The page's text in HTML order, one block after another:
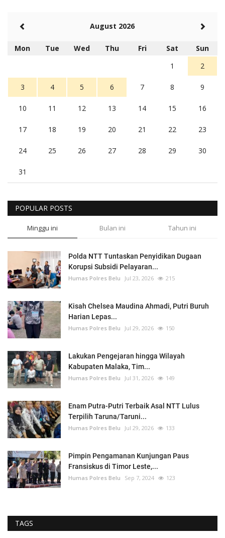
August 2026
Mon Tue Wed Thu Fri Sat
Sun
1
2
3 4 5 6 7 8 9
10 11 12 13 14 15 16
17 18 19 20 21 22 23
24 25 26 27 28 29 30
31
POPULAR POSTS
Minggu ini Bulan ini Tahun ini
Polda NTT Tuntaskan Penyidikan Dugaan
Korupsi Subsidi Pelayaran...
Humas Polres Belu Jul 23, 2026 215
Kisah Chelsea Maudina Ahmadi, Putri Buruh
Harian Lepas...
Humas Polres Belu Jul 29, 2026 150
Lakukan Pengejaran hingga Wilayah
Kabupaten Malaka, Tim...
Humas Polres Belu Jul 31, 2026 149
Enam Putra-Putri Terbaik Asal NTT Lulus
Terpilih Taruna/Taruni...
Humas Polres Belu Jul 29, 2026 133
Pimpin Pengamanan Kunjungan Paus
Fransiskus di Timor Leste,...
Humas Polres Belu Sep 7, 2024 123
TAGS